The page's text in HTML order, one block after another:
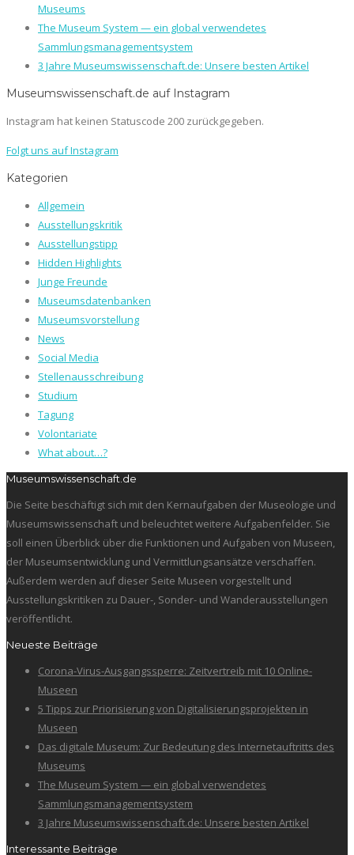
Museums
The Museum System — ein global verwendetes
Sammlungsmanagementsystem
3 Jahre Museumswissenschaft.de: Unsere besten Artikel
Museumswissenschaft.de auf Instagram
Instagram hat keinen Statuscode 200 zurückgegeben.
Folgt uns auf Instagram
Kategorien
Allgemein
Ausstellungskritik
Ausstellungstipp
Hidden Highlights
Junge Freunde
Museumsdatenbanken
Museumsvorstellung
News
Social Media
Stellenausschreibung
Studium
Tagung
Volontariate
What about…?
Museumswissenschaft.de
Die Seite beschäftigt sich mit den Kernaufgaben der Museologie und
Museumswissenschaft und beleuchtet weitere Aufgabenfelder. Sie
soll einen Überblick über die Funktionen und Aufgaben von Museen,
der Museumsentwicklung und Vermittlungsansätze verschaffen.
Außerdem werden auf dieser Seite Museen vorgestellt und
Ausstellungskritiken zu Dauer-, Sonder- und Wanderausstellungen
veröffentlicht.
Neueste Beiträge
Corona-Virus-Ausgangssperre: Zeitvertreib mit 10 Online-
Museen
5 Tipps zur Priorisierung von Digitalisierungsprojekten in
Museen
Das digitale Museum: Zur Bedeutung des Internetauftritts des
Museums
The Museum System — ein global verwendetes
Sammlungsmanagementsystem
3 Jahre Museumswissenschaft.de: Unsere besten Artikel
Interessante Beiträge